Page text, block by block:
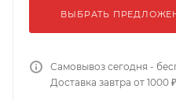
ВЫБРАТЬ
Самовывоз сегодня -
Доставка завтра от 1000 ₽